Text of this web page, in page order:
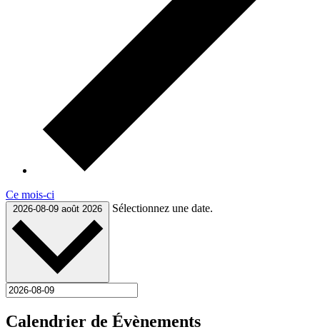
Ce mois-ci
2026-08-09 août 2026 Sélectionnez une date.
Calendrier de Évènements